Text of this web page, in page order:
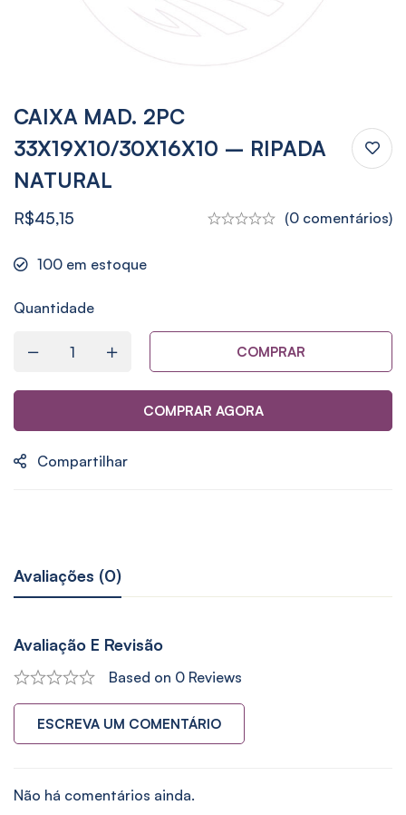
CAIXA MAD. 2PC
33X19X10/30X16X10 – RIPADA
NATURAL
R$45,15 (0 comentários)
100 em estoque
Quantidade
COMPRAR
COMPRAR AGORA
Compartilhar
Avaliações (0)
Avaliação E Revisão
Based on 0 Reviews
ESCREVA UM COMENTÁRIO
Não há comentários ainda.